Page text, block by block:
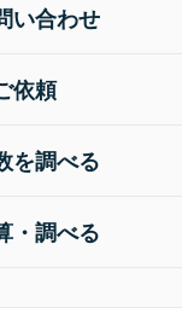
い合わせ
依頼
を調べる
・調べる